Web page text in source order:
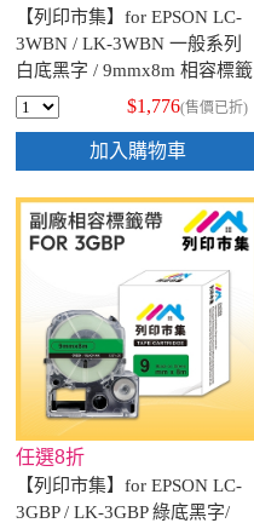
【列印市集】for EPSON LC-
3WBN / LK-3WBN 一般系列
白底黑字 / 9mmx8m 相容標籤
帶 - 10入組
$1,776(售價已折)
加入購物車
任選8折
【列印市集】for EPSON LC-
3GBP / LK-3GBP 綠底黑字/